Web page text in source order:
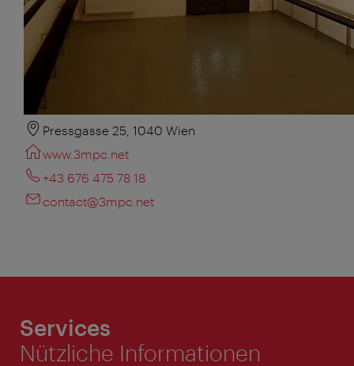
Pressgasse 25, 1040 Wien
www.3mpc.net
+43 676 475 78 18
contact@3mpc.net
Services
Nützliche Informationen